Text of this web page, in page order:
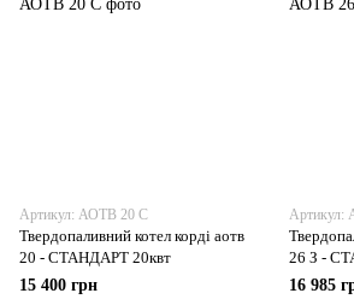
Артикул: АОТВ 20 С
Твердопаливний котел корді аотв
20 - СТАНДАРТ 20квт
15 400 грн
Артикул:
26 З -
16 985